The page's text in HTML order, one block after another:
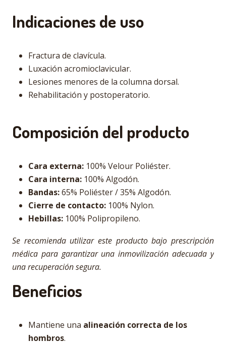
Indicaciones de uso
Fractura de clavícula.
Luxación acromioclavicular.
Lesiones menores de la columna dorsal.
Rehabilitación y postoperatorio.
Composición del producto
Cara externa: 100% Velour Poliéster.
Cara interna: 100% Algodón.
Bandas:65% Poliéster / 35% Algodón.
Cierre de contacto: 100% Nylon.
Hebillas: 100% Polipropileno.
Se recomienda utilizar este producto bajo prescripción
médica para garantizar una inmovilización adecuada y
una recuperación segura.
Beneficios
Mantiene una alineación correcta de los
hombros.